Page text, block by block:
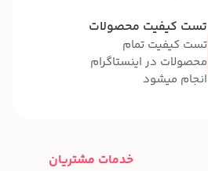
تست کیفیت محصولات
تست کیفیت تمام
محصولات در اینستاگرام
انجام میشود
خدمات مشتریان